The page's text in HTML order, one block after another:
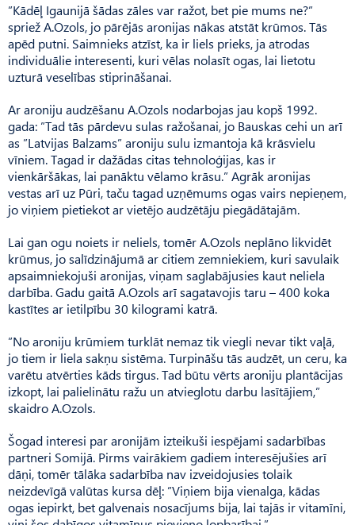
”Kādēļ Igaunijā šādas zāles var ražot, bet pie mums ne?”
spriež A.Ozols, jo pārējās aronijas nākas atstāt krūmos. Tās
apēd putni. Saimnieks atzīst, ka ir liels prieks, ja atrodas
individuālie interesenti, kuri vēlas nolasīt ogas, lai lietotu
uzturā veselības stiprināšanai.
Ar aroniju audzēšanu A.Ozols nodarbojas jau kopš 1992.
gada: ”Tad tās pārdevu sulas ražošanai, jo Bauskas cehi un arī
as ”Latvijas Balzams” aroniju sulu izmantoja kā krāsvielu
vīniem. Tagad ir dažādas citas tehnoloģijas, kas ir
vienkāršākas, lai panāktu vēlamo krāsu.” Agrāk aronijas
vestas arī uz Pūri, taču tagad uzņēmums ogas vairs nepieņem,
jo viņiem pietiekot ar vietējo audzētāju piegādātajām.
Lai gan ogu noiets ir neliels, tomēr A.Ozols neplāno likvidēt
krūmus, jo salīdzinājumā ar citiem zemniekiem, kuri savulaik
apsaimniekojuši aronijas, viņam saglabājusies kaut neliela
darbība. Gadu gaitā A.Ozols arī sagatavojis taru – 400 koka
kastītes ar ietilpību 30 kilogrami katrā.
”No aroniju krūmiem turklāt nemaz tik viegli nevar tikt vaļā,
jo tiem ir liela sakņu sistēma. Turpināšu tās audzēt, un ceru, ka
varētu atvērties kāds tirgus. Tad būtu vērts aroniju plantācijas
izkopt, lai palielinātu ražu un atvieglotu darbu lasītājiem,”
skaidro A.Ozols.
Šogad interesi par aronijām izteikuši iespējami sadarbības
partneri Somijā. Pirms vairākiem gadiem interesējušies arī
dāņi, tomēr tālāka sadarbība nav izveidojusies tolaik
neizdevīgā valūtas kursa dēļ: ”Viņiem bija vienalga, kādas
ogas iepirkt, bet galvenais nosacījums bija, lai tajās ir vitamīni,